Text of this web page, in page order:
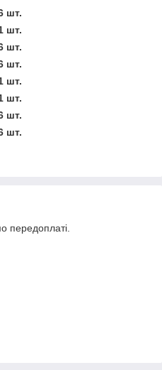
шт.
шт.
шт.
шт.
шт.
шт.
шт.
шт.
передоплаті.